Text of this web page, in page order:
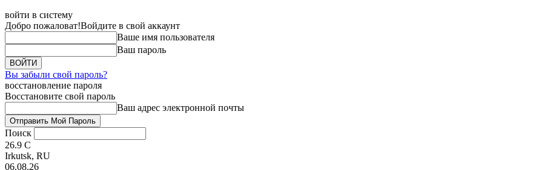
войти в систему
Добро пожаловат!Войдите в свой аккаунт
Ваше имя пользователя
Ваш пароль
Вы забыли свой пароль?
восстановление пароля
Восстановите свой пароль
Ваш адрес электронной почты
Поиск
26.9 C
Irkutsk, RU
06.08.26